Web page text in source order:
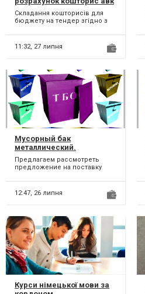
акти виконаних робіт
КБ-2в КБ-3
Складання кошторисів для
бюджету на тендер згідно з
Складання кошторис...
11:32, 27 липня
Мусорный бак
металлический.
Контейнер железный для
мусора, ТБО отходов
Предлагаем рассмотреть
предложение на поставку
хранения, сбора и вывоза на
утилиз...
12:47, 26 липня
Курси німецької мови за